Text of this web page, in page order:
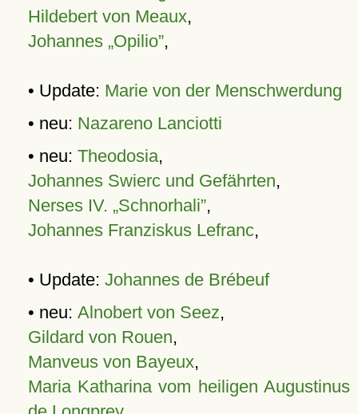
Hildebert von Meaux,
Johannes „Opilio”,
• Update: Marie von der Menschwerdung
• neu: Nazareno Lanciotti
• neu: Theodosia,
Johannes Swierc und Gefährten,
Nerses IV. „Schnorhali”,
Johannes Franziskus Lefranc,
• Update: Johannes de Brébeuf
• neu: Alnobert von Seez,
Gildard von Rouen,
Manveus von Bayeux,
Maria Katharina vom heiligen Augustinus